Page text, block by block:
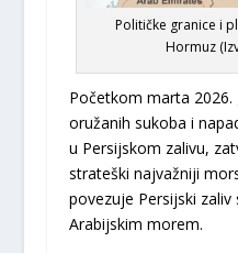
Političke granice i
Hormuz
Početkom marta 2026.
oružanih sukoba i
u Persijskom zalivu,
strateški najvažniji
povezuje Persijski
Arabijskim morem.